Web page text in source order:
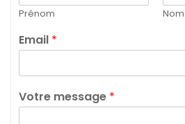
Prénom Nom
Email *
Votre message *